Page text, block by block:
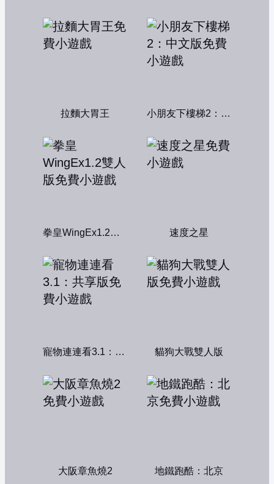
拉麵大胃王 小朋友下樓梯2：中文版
拳皇WingEx1.2雙人版 速度之星
寵物連連看3.1：共享版 貓狗大戰雙人版
大阪章魚燒2 地鐵跑酷：北京